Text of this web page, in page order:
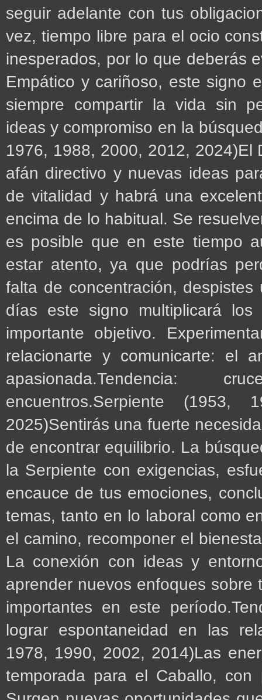
seguir adelante con tus
vez, tiempo libre para el ocio
inesperados, por lo que deberás
Empático y cariñoso, este signo
siempre compartir la vida sin
ideas y compromiso en la
1976, 1988, 2000, 2012, 2024)El
afán directivo y nuevas ideas
de vitalidad y habrá una
encima de lo habitual. Se
es posible que en este tiempo
estar atento, ya que podrías
falta de concentración,
días este signo multiplicará
importante objetivo.
relacionarte y comunicarte: el
encuentros.Serpiente
2025)Sentirás una fuerte
de encontrar equilibrio. La
la Serpiente con exigencias,
encauce de tus emociones,
temas, tanto en lo laboral como
el camino, recomponer el
La conexión con ideas y
aprender nuevos enfoques
importantes en este
lograr espontaneidad en las
1978, 1990, 2002, 2014)Las
temporada para el Caballo, con